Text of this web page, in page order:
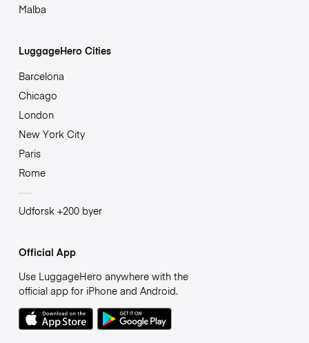
Malba
LuggageHero Cities
Barcelona
Chicago
London
New York City
Paris
Rome
Udforsk +200 byer
Official App
Use LuggageHero anywhere with the
official app for iPhone and Android.